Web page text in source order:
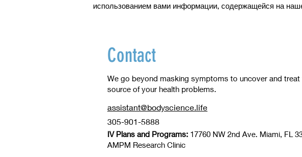
использованием вами информации, содержащейся на
Contact
We go beyond masking symptoms to uncover and treat
source of your health problems.
assistant@bodyscience.life
305-901-5888
IV Plans and Programs: 17760 NW 2nd Ave. Miami, FL
​AMPM Research Clinic